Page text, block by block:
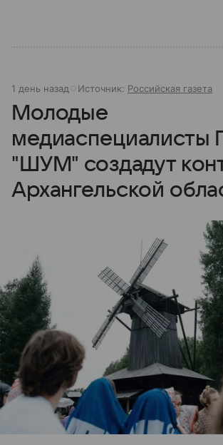
1 день назад Источник: Российская газета
Молодые
медиаспециалисты
"ШУМ" создадут
Архангельской